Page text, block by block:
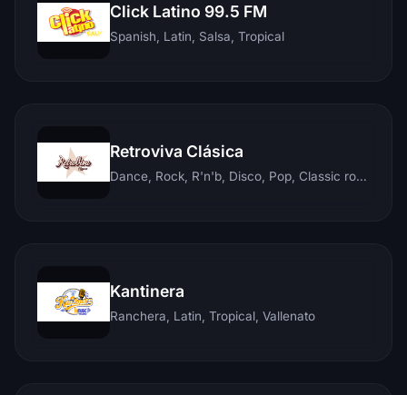
Click Latino 99.5 FM
Spanish, Latin, Salsa, Tropical
Retroviva Clásica
Dance, Rock, R'n'b, Disco, Pop, Classic rock, Techno, Reggae
Kantinera
Ranchera, Latin, Tropical, Vallenato